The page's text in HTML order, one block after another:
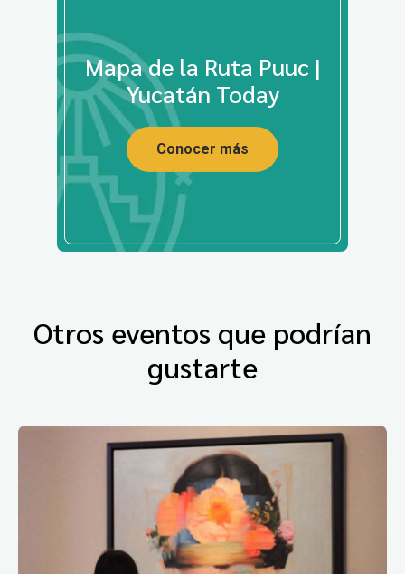
Mapa de la Ruta Puuc |
Yucatán Today
Conocer más
Otros eventos que podrían
gustarte